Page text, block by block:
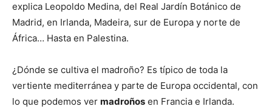
explica Leopoldo Medina, del Real Jardín Botánico de
Madrid, en Irlanda, Madeira, sur de Europa y norte de
África… Hasta en Palestina.
¿Dónde se cultiva el madroño? Es típico de toda la
vertiente mediterránea y parte de Europa occidental, con
lo que podemos ver madroños en Francia e Irlanda.